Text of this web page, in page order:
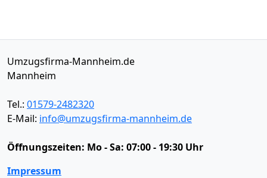
Umzugsfirma-Mannheim.de
Mannheim
Tel.: 01579-2482320
E-Mail: info@umzugsfirma-mannheim.de
Öffnungszeiten: Mo - Sa: 07:00 - 19:30 Uhr
Impressum